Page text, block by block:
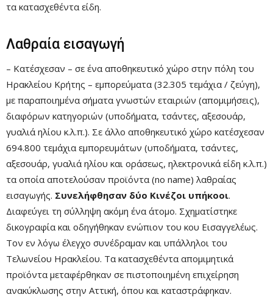
τα κατασχεθέντα είδη.
Λαθραία εισαγωγή
– Κατέσχεσαν – σε ένα αποθηκευτικό χώρο στην πόλη του
Ηρακλείου Κρήτης – εμπορεύματα (32.305 τεμάχια / ζεύγη),
με παραποιημένα σήματα γνωστών εταιριών (απομιμήσεις),
διαφόρων κατηγοριών (υποδήματα, τσάντες, αξεσουάρ,
γυαλιά ηλίου κ.λ.π.). Σε άλλο αποθηκευτικό χώρο κατέσχεσαν
694.800 τεμάχια εμπορευμάτων (υποδήματα, τσάντες,
αξεσουάρ, γυαλιά ηλίου και οράσεως, ηλεκτρονικά είδη κ.λ.π.)
τα οποία αποτελούσαν προϊόντα (no name) λαθραίας
εισαγωγής. Συνελήφθησαν δύο Κινέζοι υπήκοοι.
Διαφεύγει τη σύλληψη ακόμη ένα άτομο. Σχηματίστηκε
δικογραφία και οδηγήθηκαν ενώπιον του κου Εισαγγελέως.
Τον εν λόγω έλεγχο συνέδραμαν και υπάλληλοι του
Τελωνείου Ηρακλείου. Τα κατασχεθέντα απομιμητικά
προϊόντα μεταφέρθηκαν σε πιστοποιημένη επιχείρηση
ανακύκλωσης στην Αττική, όπου και καταστράφηκαν.